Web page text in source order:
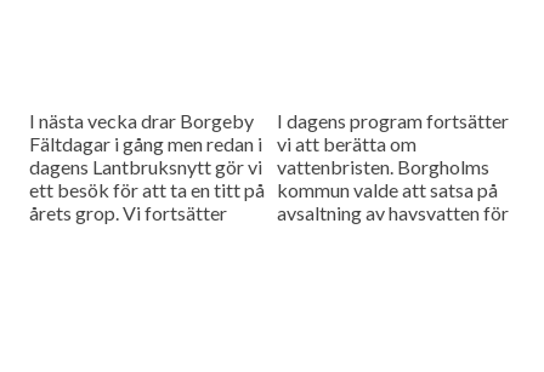
I nästa vecka drar Borgeby
Fältdagar i gång men redan i
dagens Lantbruksnytt gör vi
ett besök för att ta en titt på
årets grop. Vi fortsätter
I dagens program fortsätter
vi att berätta om
vattenbristen. Borgholms
kommun valde att satsa på
avsaltning av havsvatten för